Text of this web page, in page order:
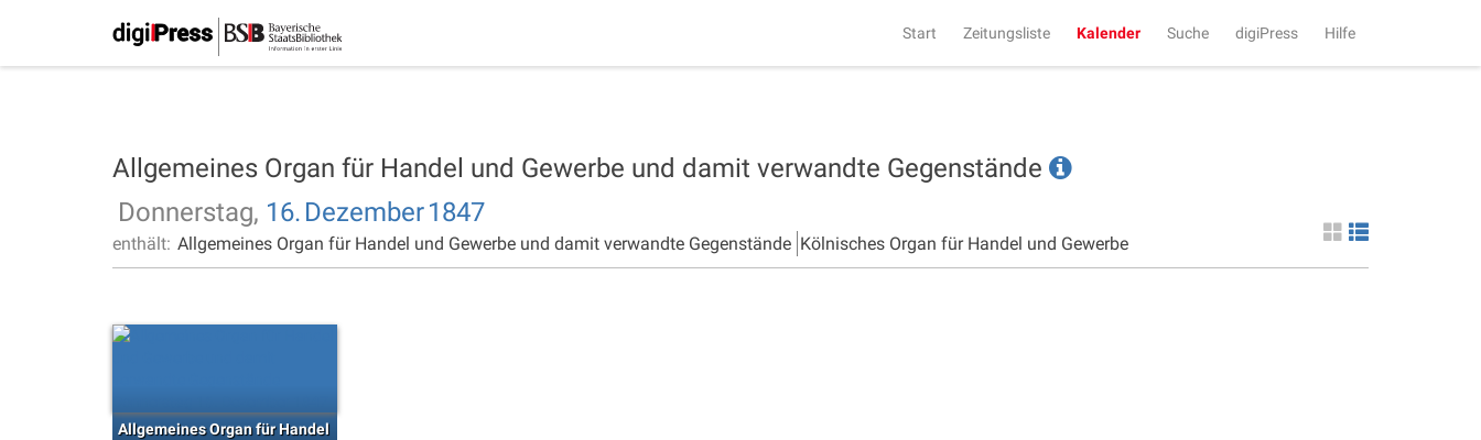
Start Zeitungsliste Kalender Suche digiPress Hilfe
Allgemeines Organ für Handel und Gewerbe und damit verwandte Gegenstände
Donnerstag, 16. Dezember1847
enthält: Allgemeines Organ für Handel und Gewerbe und damit verwandte Gegenstände Kölnisches Organ für Handel und Gewerbe
Allgemeines Organ für Handel